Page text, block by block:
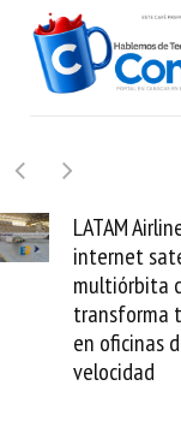
Samsung
Fold8 la
plegable
formato
enamorse